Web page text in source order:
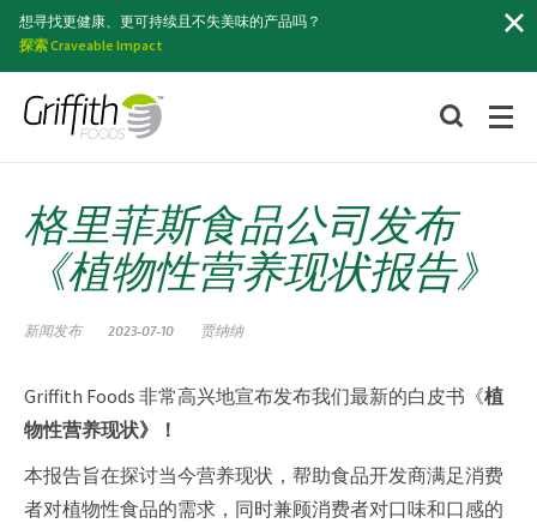
想寻找更健康、更可持续且不失美味的产品吗？
探索 Craveable Impact
索
格里菲斯食品公司发布
《植物性营养现状报告》
新闻发布 2023-07-10 贾纳纳
Griffith Foods 非常高兴地宣布发布我们最新的白皮书《植
物性营养现状》！
本报告旨在探讨当今营养现状，帮助食品开发商满足消费
者对植物性食品的需求，同时兼顾消费者对口味和口感的